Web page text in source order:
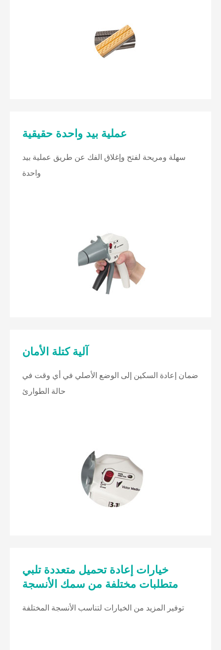
عملية بيد واحدة حقيقية
سهلة ومريحة لفتح وإغلاق الفك عن طريق عملية بيد
واحدة
آلية كتلة الأمان
ضمان إعادة السكين إلى الوضع الأصلي في أي وقت في
حالة الطوارئ
خيارات إعادة تحميل متعددة تلبي
متطلبات مختلفة من سمك الأنسجة
توفير المزيد من الخيارات لتناسب الأنسجة المختلفة